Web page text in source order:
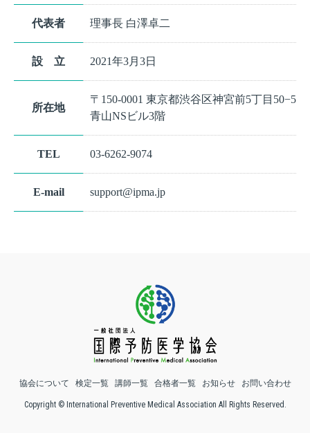
代表者 理事長 白澤卓二
設 立 2021年3月3日
所在地
〒150-0001 東京都渋谷区神宮前5丁目50−5
青山NSビル3階
TEL 03-6262-9074
E-mail support@ipma.jp
協会について 検定一覧 講師一覧 合格者一覧 お知らせ お問い合わせ
Copyright © International Preventive Medical Association All Rights Reserved.